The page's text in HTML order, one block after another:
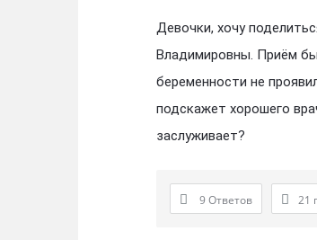
Девочки, хочу
Владимировны. Приём
беременности не
подскажет хорошего
заслуживает?
9 Ответов 21